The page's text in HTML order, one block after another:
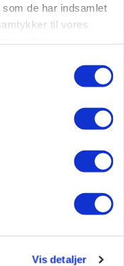
de har indsamlet
til vores
Vis detaljer
naturprojekter